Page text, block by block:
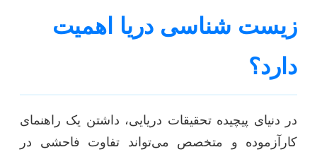
زیست شناسی دریا اهمیت
دارد؟
در دنیای پیچیده تحقیقات دریایی، داشتن یک راهنمای
کارآزموده و متخصص می‌تواند تفاوت فاحشی در